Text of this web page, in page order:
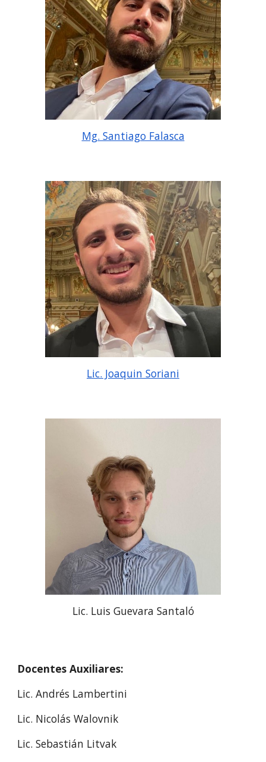
Mg. Santiago Falasca
Lic. Joaquin Soriani
Lic. Luis Guevara Santaló
Docentes Auxiliares:
Lic.Andrés Lambertini
Lic. Nicolás Walovnik
Lic. Sebastián Litvak